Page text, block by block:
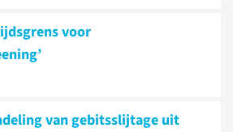
voor
van gebitsslijtage uit